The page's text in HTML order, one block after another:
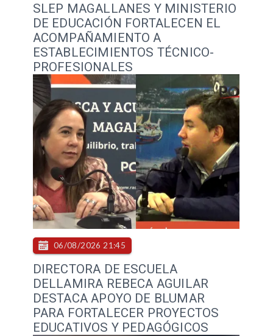
SLEP MAGALLANES Y MINISTERIO
DE EDUCACIÓN FORTALECEN EL
ACOMPAÑAMIENTO A
ESTABLECIMIENTOS TÉCNICO-
PROFESIONALES
DIRECTORA DE ESCUELA
DELLAMIRA REBECA AGUILAR
DESTACA APOYO DE BLUMAR
PARA FORTALECER PROYECTOS
EDUCATIVOS Y PEDAGÓGICOS
06/08/2026 21:45